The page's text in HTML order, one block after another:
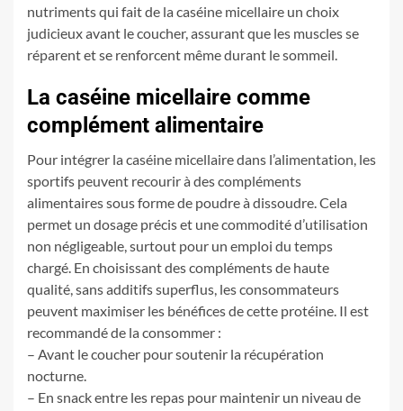
nutriments qui fait de la caséine micellaire un choix
judicieux avant le coucher, assurant que les muscles se
réparent et se renforcent même durant le sommeil.
La caséine micellaire comme
complément alimentaire
Pour intégrer la caséine micellaire dans l’alimentation, les
sportifs peuvent recourir à des compléments
alimentaires sous forme de poudre à dissoudre. Cela
permet un dosage précis et une commodité d’utilisation
non négligeable, surtout pour un emploi du temps
chargé. En choisissant des compléments de haute
qualité, sans additifs superflus, les consommateurs
peuvent maximiser les bénéfices de cette protéine. Il est
recommandé de la consommer :
– Avant le coucher pour soutenir la récupération
nocturne.
– En snack entre les repas pour maintenir un niveau de